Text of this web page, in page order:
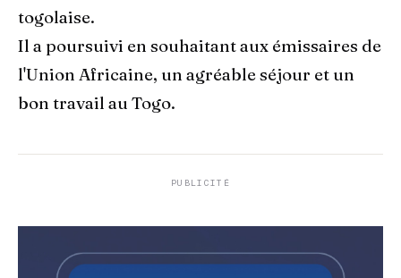
togolaise.
Il a poursuivi en souhaitant aux émissaires de
l'Union Africaine, un agréable séjour et un
bon travail au Togo.
PUBLICITÉ